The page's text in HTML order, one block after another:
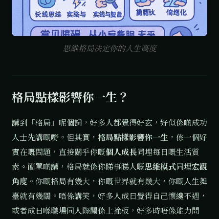
思維格局決定你的人生高度
格局點樣影響你一生？
講到「格局」呢個詞，好多人都覺得好玄，好似係啲成功
人士先講嘅嘢。但其實， 格局點樣影響你一生 ，係一個好
實在嘅問題，直接關乎你嘅個人成長同埋每日嘅生活質
素。簡單啲講，格局就係你睇事睇人嘅思維模式同埋宏觀
角度 。你嘅格局有幾大，你嘅世界就有幾大，你嘅人生舞
臺就有幾闊。唔係講笑，好多人成日覺得自己懷纔不遇，
或者成日喺職場同人際關係上撞板，好多時唔係能力問